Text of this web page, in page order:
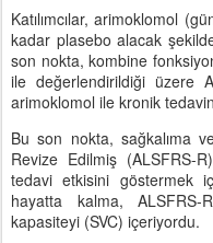
Katılımcılar, arimoklomol
kadar plasebo alacak
son nokta, kombine
ile değerlendirildiği üzere
arimoklomol ile kronik
Bu son nokta, sağkalıma
Revize Edilmiş (ALSFRS-
tedavi etkisini göstermek
hayatta kalma,
kapasiteyi (SVC) içeriyordu.